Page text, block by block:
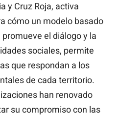
y Cruz Roja, activa
cómo un modelo basado
el diálogo y la
sociales, permite
que respondan a los
de cada territorio.
han renovado
su compromiso con las